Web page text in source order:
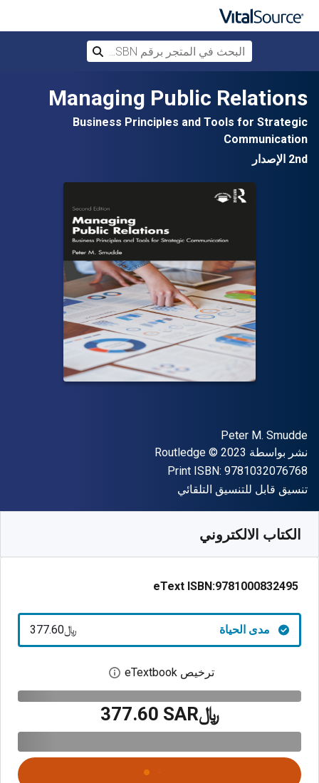
تخطي إلى المحتوى الرئيسي
Managing Public Relations
Business Principles and Tools for Strategic
Communication
2nd الإصدار
المؤلف (المؤلفون)
Peter M. Smudde
الناشر
نشر بواسطة Routledge
حقوق الطبع والنشر © 2023
Print ISBN: 9781032076768
شكل
تنسيق قابل للتنسيق التلقائي
الكتاب الالكتروني
eText ISBN:9781000832495
مدى الحياة ﷼‎377.60
ترخيص eTextbook افتح مربع حوار
﷼‎377.60 SAR